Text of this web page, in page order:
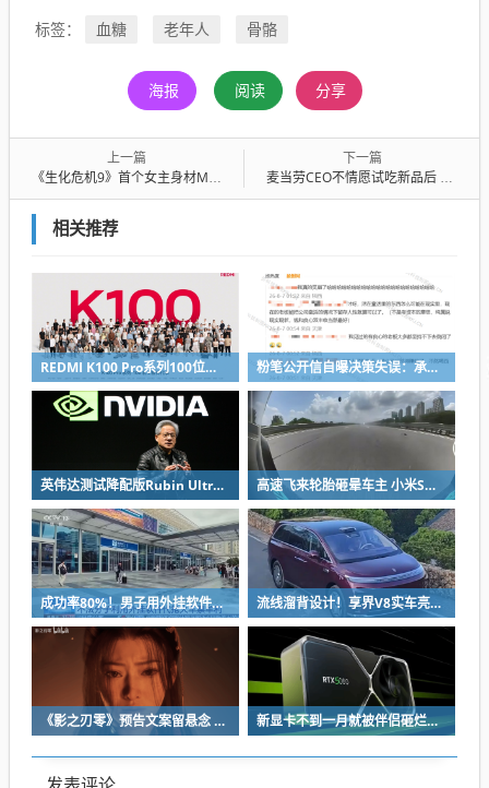
标签： 血糖 老年人 骨骼
海报 阅读 分享
上一篇
《生化危机9》首个女主身材MOD遭喷：上围小也有错?
下一篇
麦当劳CEO不情愿试吃新品后 汉堡王发CEO狠咬皇堡视频借势营销
相关推荐
REDMI K100 Pro系列100位工程师代表亮相：设计、工程K90原班人马操刀 粉笔公开信自曝决策失误：承认鸡贼 蹭热度 舍不得成本想多收钱
英伟达测试降配版Rubin Ultra GPU：HBM短缺下芯片厂商如何破局 高速飞来轮胎砸晕车主 小米SU7自动断电呼叫120 全程半小时救回一命
成功率80%！男子用外挂软件抢12306火车票：牟利2万多被判刑 流线溜背设计！享界V8实车亮相：增程版最大续航339km
《影之刃零》预告文案留悬念 玩家：要反向跳票 新显卡不到一月就被伴侣砸烂：小哥哀叹如此脆弱